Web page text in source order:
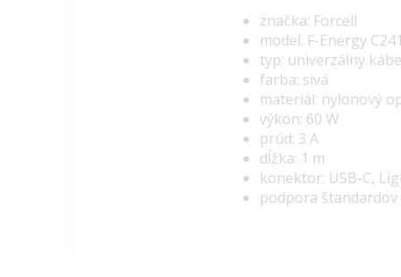
značka: Forcell
model: F-Energy C241
typ: univerzálny
farba: sivá
materiál: nylonový
výkon: 60 W
prúd: 3 A
dĺžka: 1 m
konektor: USB-C,
podpora